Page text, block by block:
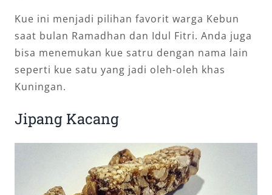
Kue ini menjadi pilihan favorit warga Kebun
saat bulan Ramadhan dan Idul Fitri. Anda juga
bisa menemukan kue satru dengan nama lain
seperti kue satu yang jadi oleh-oleh khas
Kuningan.
Jipang Kacang